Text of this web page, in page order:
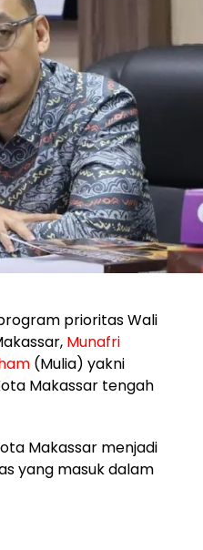
prioritas Wali
Munafri
(Mulia) yakni
Makassar tengah
Makassar menjadi
yang masuk dalam